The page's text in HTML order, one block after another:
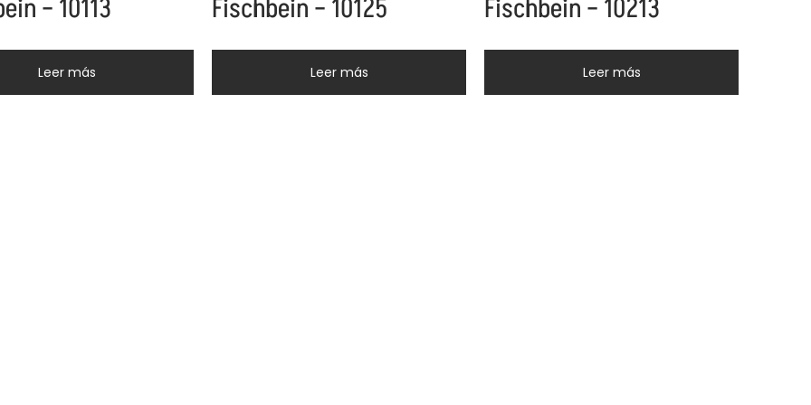
– 10113
Leer más
Fischbein – 10125
Leer más
Fischbein – 10213
Leer más